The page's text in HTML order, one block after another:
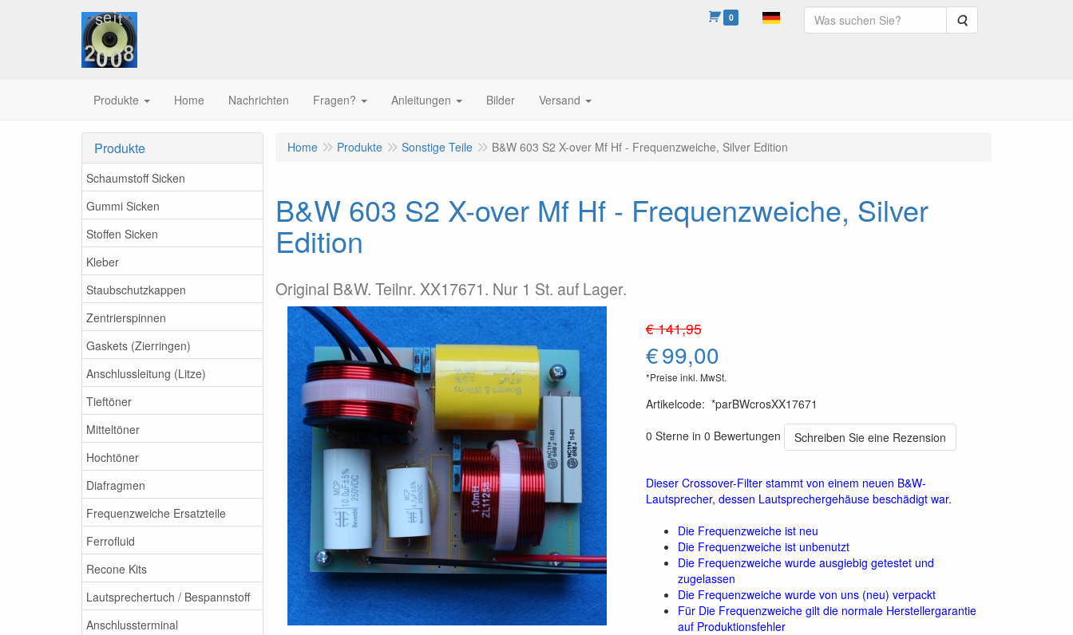
0 Suche
Produkte Home Nachrichten Fragen? Anleitungen Bilder Versand
Produkte
Schaumstoff Sicken
Gummi Sicken
Stoffen Sicken
Kleber
Staubschutzkappen
Zentrierspinnen
Gaskets (Zierringen)
Anschlussleitung (Litze)
Tieftöner
Mitteltöner
Hochtöner
Diafragmen
Frequenzweiche Ersatzteile
Ferrofluid
Recone Kits
Lautsprechertuch / Bespannstoff
Anschlussterminal
Home Produkte Sonstige Teile B&W 603 S2 X-over Mf Hf - Frequenzweiche, Silver Edition
B&W 603 S2 X-over Mf Hf - Frequenzweiche, Silver
Edition
Original B&W. Teilnr. XX17671. Nur 1 St. auf Lager.
€ 141,95
€99,00
*Preise inkl. MwSt.
Artikelcode: *parBWcrosXX17671
0 Sterne in 0 Bewertungen
Schreiben Sie eine Rezension
Dieser Crossover-Filter stammt von einem neuen B&W-
Lautsprecher, dessen Lautsprechergehäuse beschädigt war.
Die Frequenzweiche ist neu
Die Frequenzweiche ist unbenutzt
Die Frequenzweiche wurde ausgiebig getestet und
zugelassen
Die Frequenzweiche wurde von uns (neu) verpackt
Für Die Frequenzweiche gilt die normale Herstellergarantie
auf Produktionsfehler